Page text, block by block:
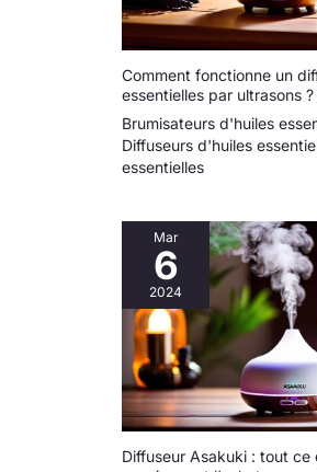
Comment fonctionne un
essentielles par ultrasons
Brumisateurs d'huiles
Diffuseurs d'huiles
essentielles
Mar
6
2024
Diffuseur Asakuki : tout ce